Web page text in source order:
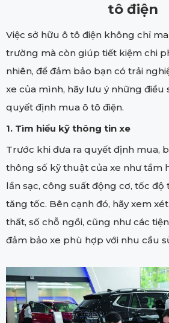
tô điện
Việc sở hữu ô tô điện không chỉ
trường mà còn giúp tiết kiệm chi
nhiên, để đảm bảo bạn có trải
xe của mình, hãy lưu ý những điều
quyết định mua ô tô điện.
1. Tìm hiểu kỹ thông tin xe
Trước khi đưa ra quyết định mua,
thông số kỹ thuật của xe như tầm
lần sạc, công suất động cơ, tốc độ
tăng tốc. Bên cạnh đó, hãy xem
thất, số chỗ ngồi, cũng như các
đảm bảo xe phù hợp với nhu cầu